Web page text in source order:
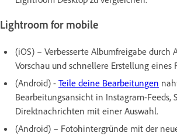
Lightroom for mobile
(iOS) – Verbesserte Albumfreigabe durch
Vorschau und schnellere Erstellung eines
(Android) - Teile deine Bearbeitungen
Bearbeitungsansicht in Instagram-Feeds,
Direktnachrichten mit einer Auswahl.
(Android) – Fotohintergründe mit der